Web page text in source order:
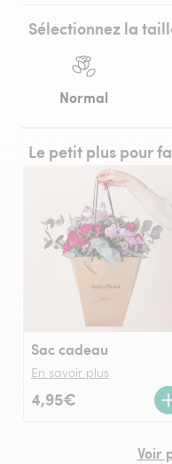
Sélectionnez la
Normal
Le petit plus pour
Sac cadeau
En savoir plus
4,95€
Voir